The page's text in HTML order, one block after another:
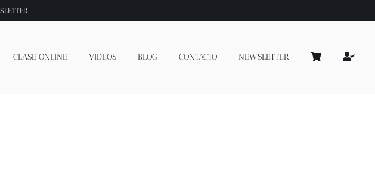
CLASE ONLINE VIDEOS BLOG CONTACTO NEWSLETTER